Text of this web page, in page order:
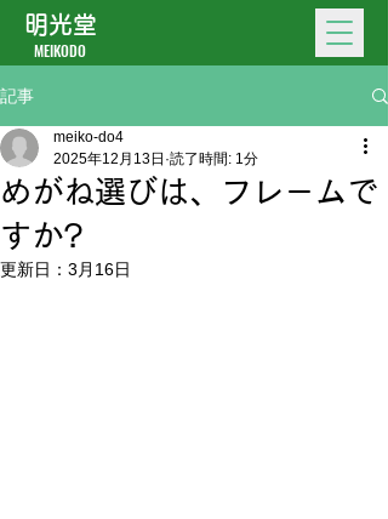
明光堂
MEIKODO
記事
めがね選びは、フレ－ムで
すか?
meiko-do4
2025年12月13日 読了時間: 1分
更新日： 3月16日